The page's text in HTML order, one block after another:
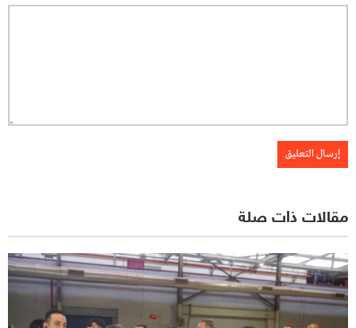
مقالات ذات صلة